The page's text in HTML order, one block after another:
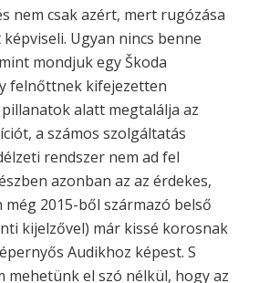
nem csak azért, mert rugózása
Ugyan nincs benne
mondjuk egy Škoda
felnőttnek kifejezetten
alatt megtalálja az
a számos szolgáltatás
rendszer nem ad fel
azonban az az érdekes,
2015-ből származó belső
kijelzővel) már kissé korosnak
Audikhoz képest. S
mehetünk el szó nélkül, hogy az